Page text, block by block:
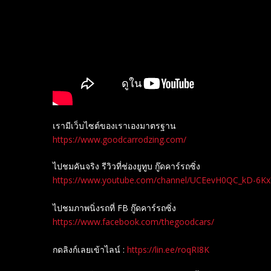
เรามีเว็บไซต์ของเราเองมาตรฐาน
https://www.goodcarrodzing.com/
ไปชมคันจริง รีวิวที่ช่องยู​ทูบ​ กู๊ดคาร์รถซิ่ง
https://www.youtube.com/channel/UCEevH0QC_kD-
ไปชมภาพนิ่งรถที่ FB กู๊ดคาร์รถซิ่ง
https://www.facebook.com/thegoodcars/
กดลิงก์เลยเข้าไลน์ : https://lin.ee/roqRI8K